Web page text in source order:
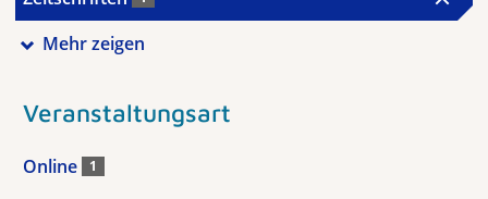
Mehr zeigen
Veranstaltungsart
Online 1